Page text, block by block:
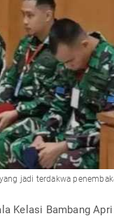
jadi terdakwa
Kelasi Bambang